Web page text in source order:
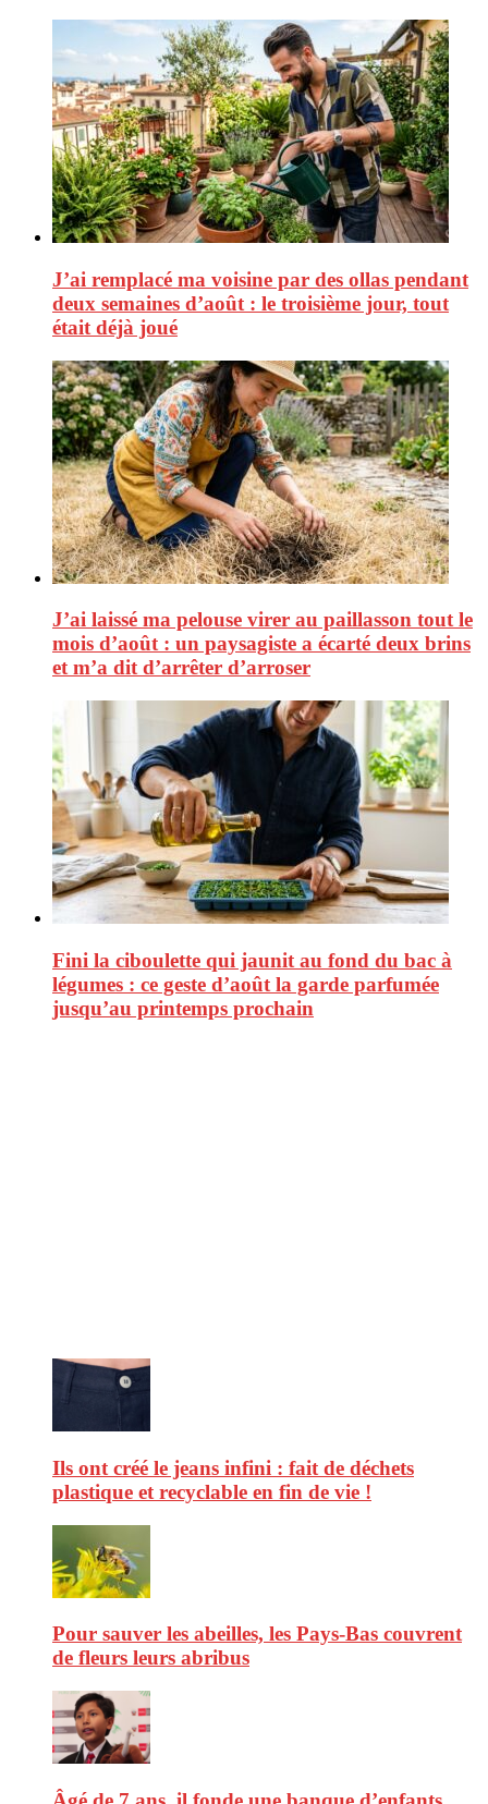
J’ai remplacé ma voisine par des ollas pendant
deux semaines d’août : le troisième jour, tout
était déjà joué
J’ai laissé ma pelouse virer au paillasson tout le
mois d’août : un paysagiste a écarté deux brins
et m’a dit d’arrêter d’arroser
Fini la ciboulette qui jaunit au fond du bac à
légumes : ce geste d’août la garde parfumée
jusqu’au printemps prochain
Ils ont créé le jeans infini : fait de déchets
plastique et recyclable en fin de vie !
Pour sauver les abeilles, les Pays-Bas couvrent
de fleurs leurs abribus